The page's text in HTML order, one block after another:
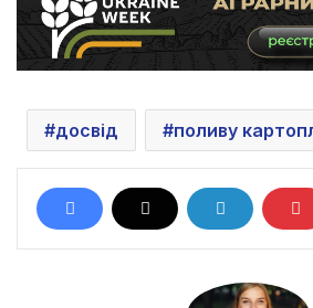
досвід поливу